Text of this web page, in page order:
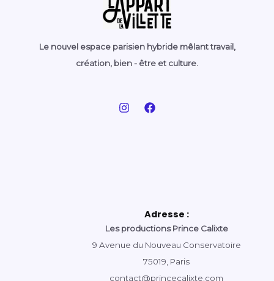
Le nouvel espace parisien hybride mêlant travail,
création, bien - être et culture.
Adresse :
Les productions Prince Calixte
9 Avenue du Nouveau Conservatoire
75019, Paris
contact@princecalixte.com